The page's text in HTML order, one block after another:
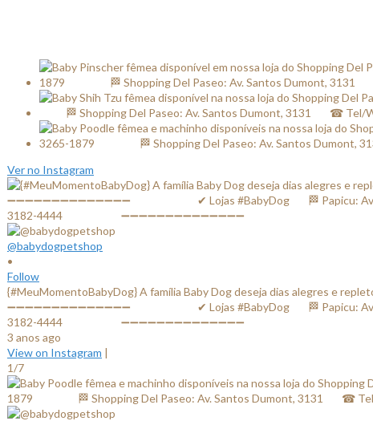
Ver no Instagram
@babydogpetshop
•
Follow
{#MeuMomentoBabyDog} A família Baby Dog deseja dias alegres e
➖➖➖➖➖➖➖➖➖➖➖➖➖➖ ⠀⠀⠀⠀⠀⠀⠀⠀✔ Lojas #BabyDog⠀⠀ 🏁
3182-4444⠀⠀⠀⠀⠀⠀⠀ ➖➖➖➖➖➖➖➖➖➖➖➖➖➖
3 anos ago
View on Instagram |
1/7